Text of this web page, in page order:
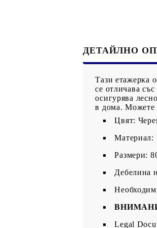
ДЕТАЙЛНО
Тази етажерка
се отличава
осигурява
в дома. Можете
Цвят:
Материал:
Размери:
Дебелина
Необходим
Legal